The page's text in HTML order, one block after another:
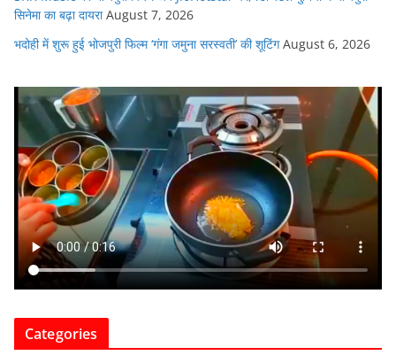
सिनेमा का बढ़ा दायरा August 7, 2026
भदोही में शुरू हुई भोजपुरी फिल्म ‘गंगा जमुना सरस्वती’ की शूटिंग August 6, 2026
Categories